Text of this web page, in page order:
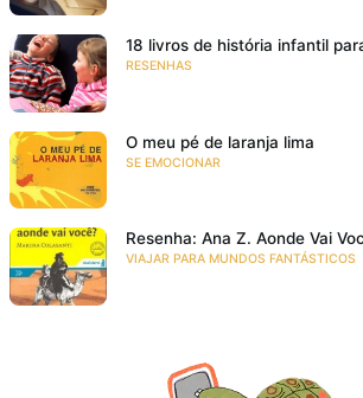
18 livros de história infantil
RESENHAS
O meu pé de laranja lima
SE EMOCIONAR
Resenha: Ana Z. Aonde Vai
VIAJAR PARA MUNDOS FANTÁSTICOS